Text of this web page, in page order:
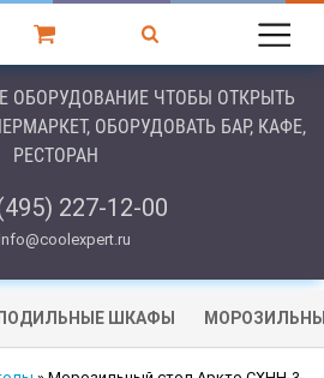
ОБОРУДОВАНИЕ ЧТОБЫ ОТКРЫТЬ
ОБОРУДОВАТЬ БАР, КАФЕ,
РЕСТОРАН
227-12-00
ШКАФЫ